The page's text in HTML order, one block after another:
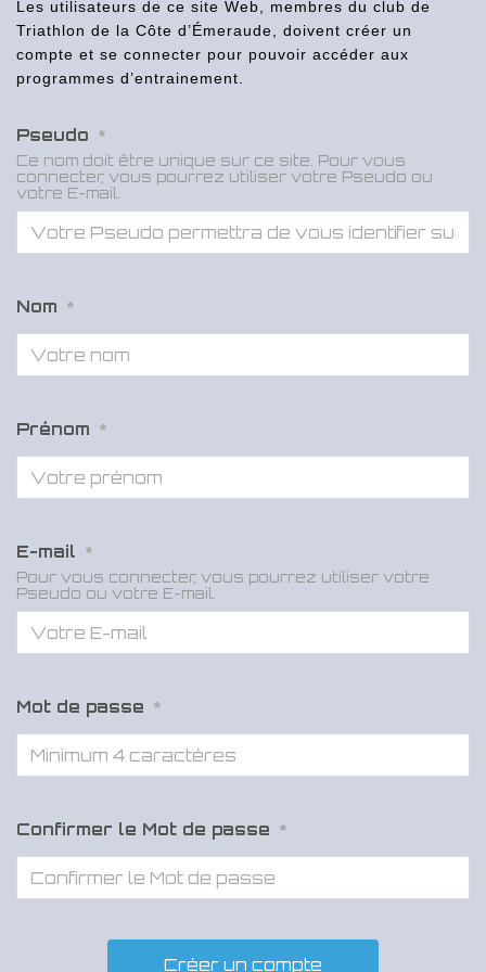
Les utilisateurs de ce site Web, membres du club de
Triathlon de la Côte d’Émeraude, doivent créer un
compte et se connecter pour pouvoir accéder aux
programmes d’entrainement.
Pseudo *
Ce nom doit être unique sur ce site. Pour vous
connecter, vous pourrez utiliser votre Pseudo ou
votre E-mail.
Nom *
Prénom *
E-mail *
Pour vous connecter, vous pourrez utiliser votre
Pseudo ou votre E-mail.
Mot de passe *
Confirmer le Mot de passe *